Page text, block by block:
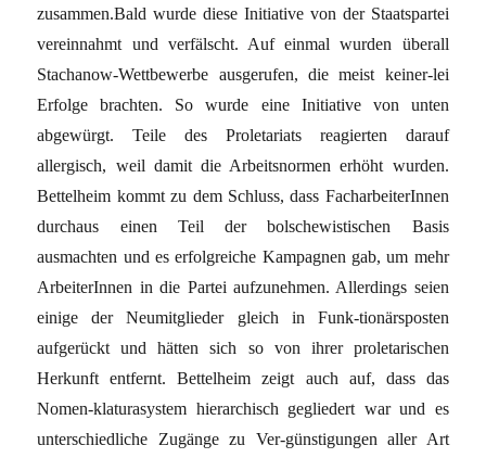
zusammen.Bald wurde diese Initiative von der Staatspartei
vereinnahmt und verfälscht. Auf einmal wurden überall
Stachanow-Wettbewerbe ausgerufen, die meist keiner-lei
Erfolge brachten. So wurde eine Initiative von unten
abgewürgt. Teile des Proletariats reagierten darauf
allergisch, weil damit die Arbeitsnormen erhöht wurden.
Bettelheim kommt zu dem Schluss, dass FacharbeiterInnen
durchaus einen Teil der bolschewistischen Basis
ausmachten und es erfolgreiche Kampagnen gab, um mehr
ArbeiterInnen in die Partei aufzunehmen. Allerdings seien
einige der Neumitglieder gleich in Funk-tionärsposten
aufgerückt und hätten sich so von ihrer proletarischen
Herkunft entfernt. Bettelheim zeigt auch auf, dass das
Nomen-klaturasystem hierarchisch gegliedert war und es
unterschiedliche Zugänge zu Ver-günstigungen aller Art